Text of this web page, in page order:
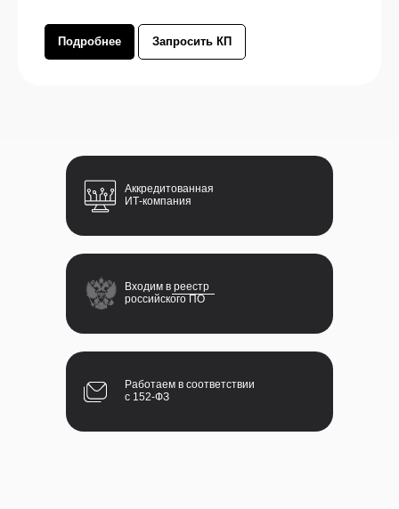
Подробнее Запросить КП
Работаем в соответствии
с 152-ФЗ
Входим в реестр
российского ПО
Аккредитованная
ИТ-компания
Контакты
199155, г. Санкт-Петербург, пр. Кима д.6,
Читайте нас в Telegram
Политика обработки персональных данных
Карточка компании
2016-2026 © Все права защищены